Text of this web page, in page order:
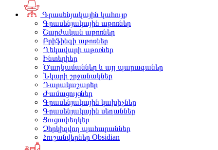
Գրասենյակային կահույք
Գրասենյակային աթոռներ
Շարժական աթոռներ
Բրիֆինգի աթոռներ
Ղեկավարի աթոռներ
Ինտերիեր
Ծաղկամաններ և այլ պարագաներ
Նկարի շրջանակներ
Դարակաշարեր
Ժամացույցներ
Գրասենյակային կախիչներ
Գրասենյակային սեղաններ
Ցուցափեղկեր
Չհրկիզվող պահարաններ
Հուշանվերներ Obsidian